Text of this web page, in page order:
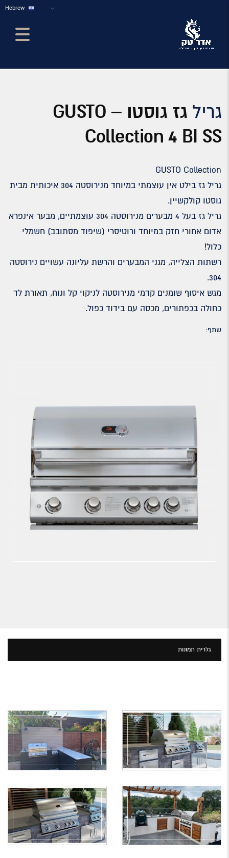
גריל
גז גוסטו – GUSTO
Collection 4 BI SS
GUSTO Collection
גריל גז בילט אין עוצמתי במיוחד מנירוסטה 304 איכותית מבית
גוסטו קולקשיין.
גריל גז בעל 4 מבערים מנירוסטה 304 עוצמתיים, מבער אינפרא
אדום אחורי חזק במיוחד ורוטיסרי (שיפוד מסתובב) חשמלי
כלול!
רשתות הצלייה, מגני המבערים והרשת עליונה עשויים נירוסטה
304.
מגש איסוף שומנים קדמי מנירוסטה לניקוי קל ונוח, תאורת לד
כחולה בכפתורים, מכסה עם בידוד כפול.
שתף:
גלרית תמונות